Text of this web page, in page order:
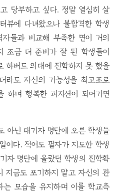
당부하고 싶다. 정말 열심히 살
뷰에 다녀왔으나 불합격한 학생
들과 비교해 부족한 면이 거의
조금 더 준비가 잘 된 학생들이
하버드 의대에 진학하지 못 했을
라도 자신의 가능성을 최고조로
하며 행복한 피지션이 되어가면
아닌 대기자 명단에 오른 학생들
이다. 적어도 필자가 지도한 학생
자 명단에 올랐던 학생의 진학확
지금도 포기하지 말고 자신의 관
는 모습을 유지하며 이를 학교측